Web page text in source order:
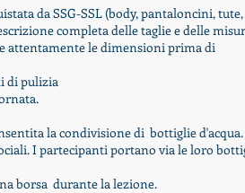
da SSG-SSL (body, pantaloncini, tute,
completa delle taglie e delle
attentamente le dimensioni prima di
di pulizia
la condivisione di bottiglie
I partecipanti portano via le loro
borsa durante la lezione.